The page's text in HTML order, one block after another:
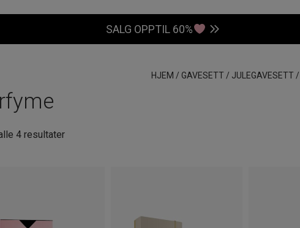
SALG OPPTIL 60%
HJEM / GAVESETT / JULEGAVESETT /
4 resultaterSortert